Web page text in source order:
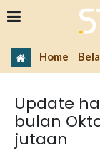
Home
Update
bulan
jutaan